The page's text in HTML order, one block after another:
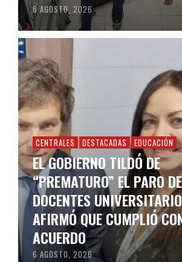
6 AGOSTO, 2026
CENTRALES DESTACADAS EDUCACIÓN
EL GOBIERNO TILDÓ DE
“PREMATURO” EL PARO DE
DOCENTES
AFIRMÓ QUE CUMPLIÓ
ACUERDO
6 AGOSTO, 2026